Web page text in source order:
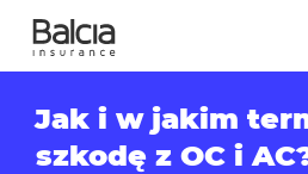
Jak i w jakim
szkodę z OC i